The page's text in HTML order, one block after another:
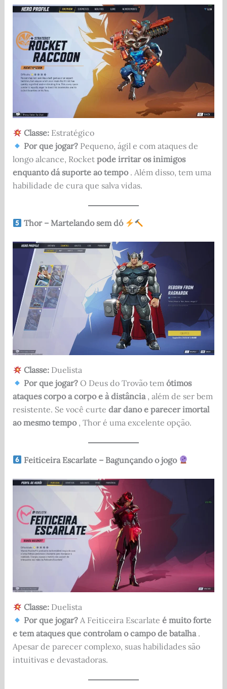
Classe:Estratégico
Por que jogar?Pequeno, ágil e com ataques de
longo alcance, Rocket pode irritar os inimigos
enquanto dá suporte ao tempo. Além disso, tem uma
habilidade de cura que salva vidas.
Thor – Martelando sem dó
Classe:Duelista
Por que jogar?O Deus do Trovão tem ótimos
ataques corpo a corpo e à distância, além de ser bem
resistente. Se você curte dar dano e parecer imortal
ao mesmo tempo, Thor é uma excelente opção.
Feiticeira Escarlate – Bagunçando o jogo
Classe:Duelista
Por que jogar?A Feiticeira Escarlate é muito forte
e tem ataques que controlam o campo de batalha.
Apesar de parecer complexo, suas habilidades são
intuitivas e devastadoras.